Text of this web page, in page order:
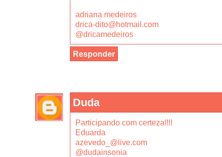
adriana medeiros
drica-dito@hotmail.com
@dricamedeiros
Responder
Duda
Participando com certeza!!!!
Eduarda
azevedo_@live.com
@dudainsonia